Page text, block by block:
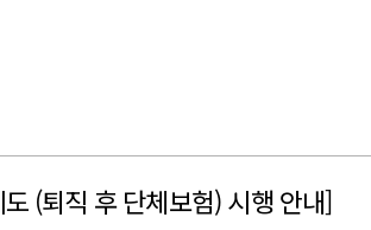
(퇴직 후 단체보험) 시행 안내]